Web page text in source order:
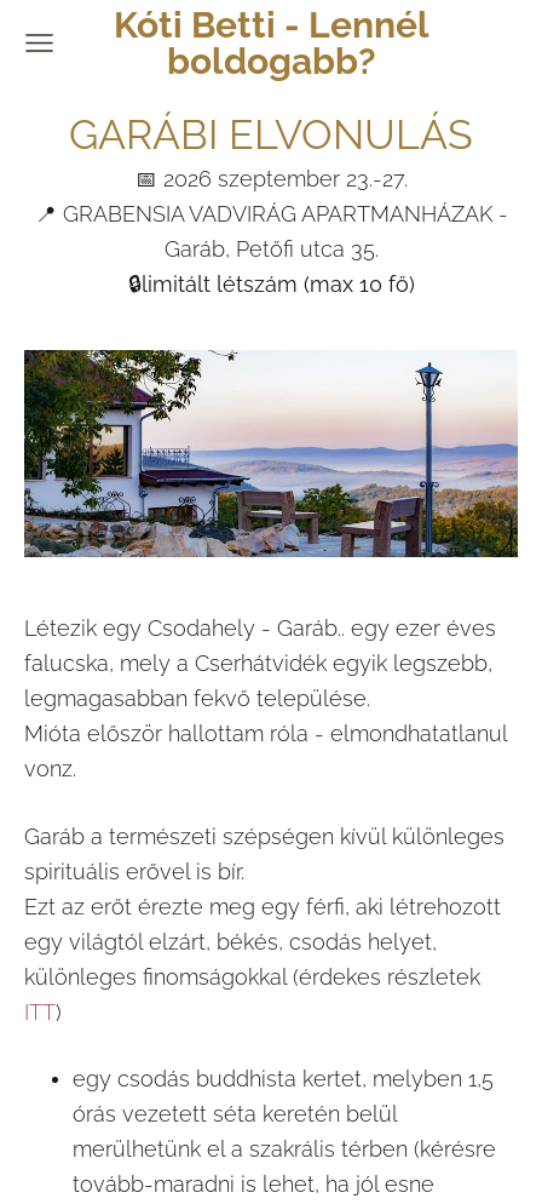
Kóti Betti - Lennél
boldogabb?
GARÁBI ELVONULÁS
📅 2026 szeptember 23.-27.
📍 GRABENSIA VADVIRÁG APARTMANHÁZAK -
Garáb, Petőfi utca 35.
🔒limitált létszám (max 10 fő)
Létezik egy Csodahely - Garáb.. egy ezer éves
falucska, mely a Cserhátvidék egyik legszebb,
legmagasabban fekvő települése.
Mióta először hallottam róla - elmondhatatlanul
vonz.
Garáb a természeti szépségen kívül különleges
spirituális erővel is bír.
Ezt az erőt érezte meg egy férfi, aki létrehozott
egy világtól elzárt, békés, csodás helyet,
különleges finomságokkal (érdekes részletek
ITT)
egy csodás buddhista kertet, melyben 1,5
órás vezetett séta keretén belül
merülhetünk el a szakrális térben (kérésre
tovább-maradni is lehet, ha jól esne